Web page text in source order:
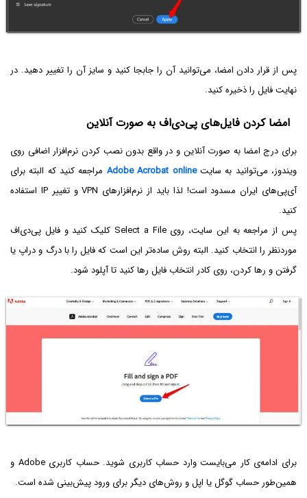
پس از قرار دادن امضا، می‌توانید آن را جابجا کنید و سایز آن را تغییر دهید. در
نهایت فایل را ذخیره کنید.
امضا کردن فایل‌های پی‌دی‌اف به صورت آنلاین
برای درج امضا به صورت آنلاین و در واقع بدون نصب کردن نرم‌افزار اضافی روی
ویندوز، می‌توانید به سایتAdobe Acrobat online مراجعه کنید که البته برای
آی‌پی‌های ایران مسدود است! لذا باید از نرم‌افزارهای VPN و تغییر IP استفاده
کنید.
پس از مراجعه به این سایت، روی Select a File کلیک کنید و فایل پی‌دی‌اف
موردنظر را انتخاب کنید. البته روش ساده‌تر این است که فایل را با درگ و دراپ یا
گرفتن و رها کردن، روی کادر انتخاب فایل رها کنید تا آپلود شود.
برای ادامه‌ی کار می‌بایست وارد حساب کاربری شوید. حساب کاربری Adobe و
همین‌طور حساب گوگل یا اپل و روش‌های دیگر برای ورود پیش‌بینی شده است.